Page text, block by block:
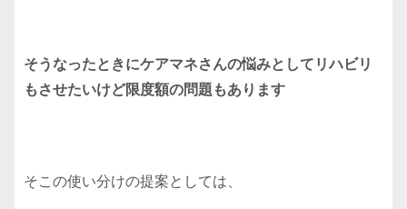
そうなったときにケアマネさんの悩みとしてリハビリ
もさせたいけど限度額の問題もあります
そこの使い分けの提案としては、